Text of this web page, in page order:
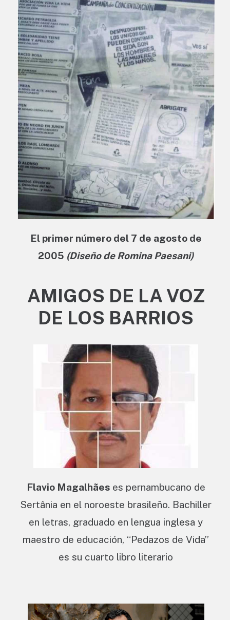
El primer número del 7 de agosto de
2005 (Diseño de Romina Paesani)
AMIGOS DE LA VOZ
DE LOS BARRIOS
Flavio Magalhães es pernambucano de
Sertânia en el noroeste brasileño. Bachiller
en letras, graduado en lengua inglesa y
maestro de educación, “Pedazos de Vida”
es su cuarto libro literario